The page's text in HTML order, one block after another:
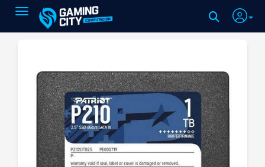
Toggle navigation